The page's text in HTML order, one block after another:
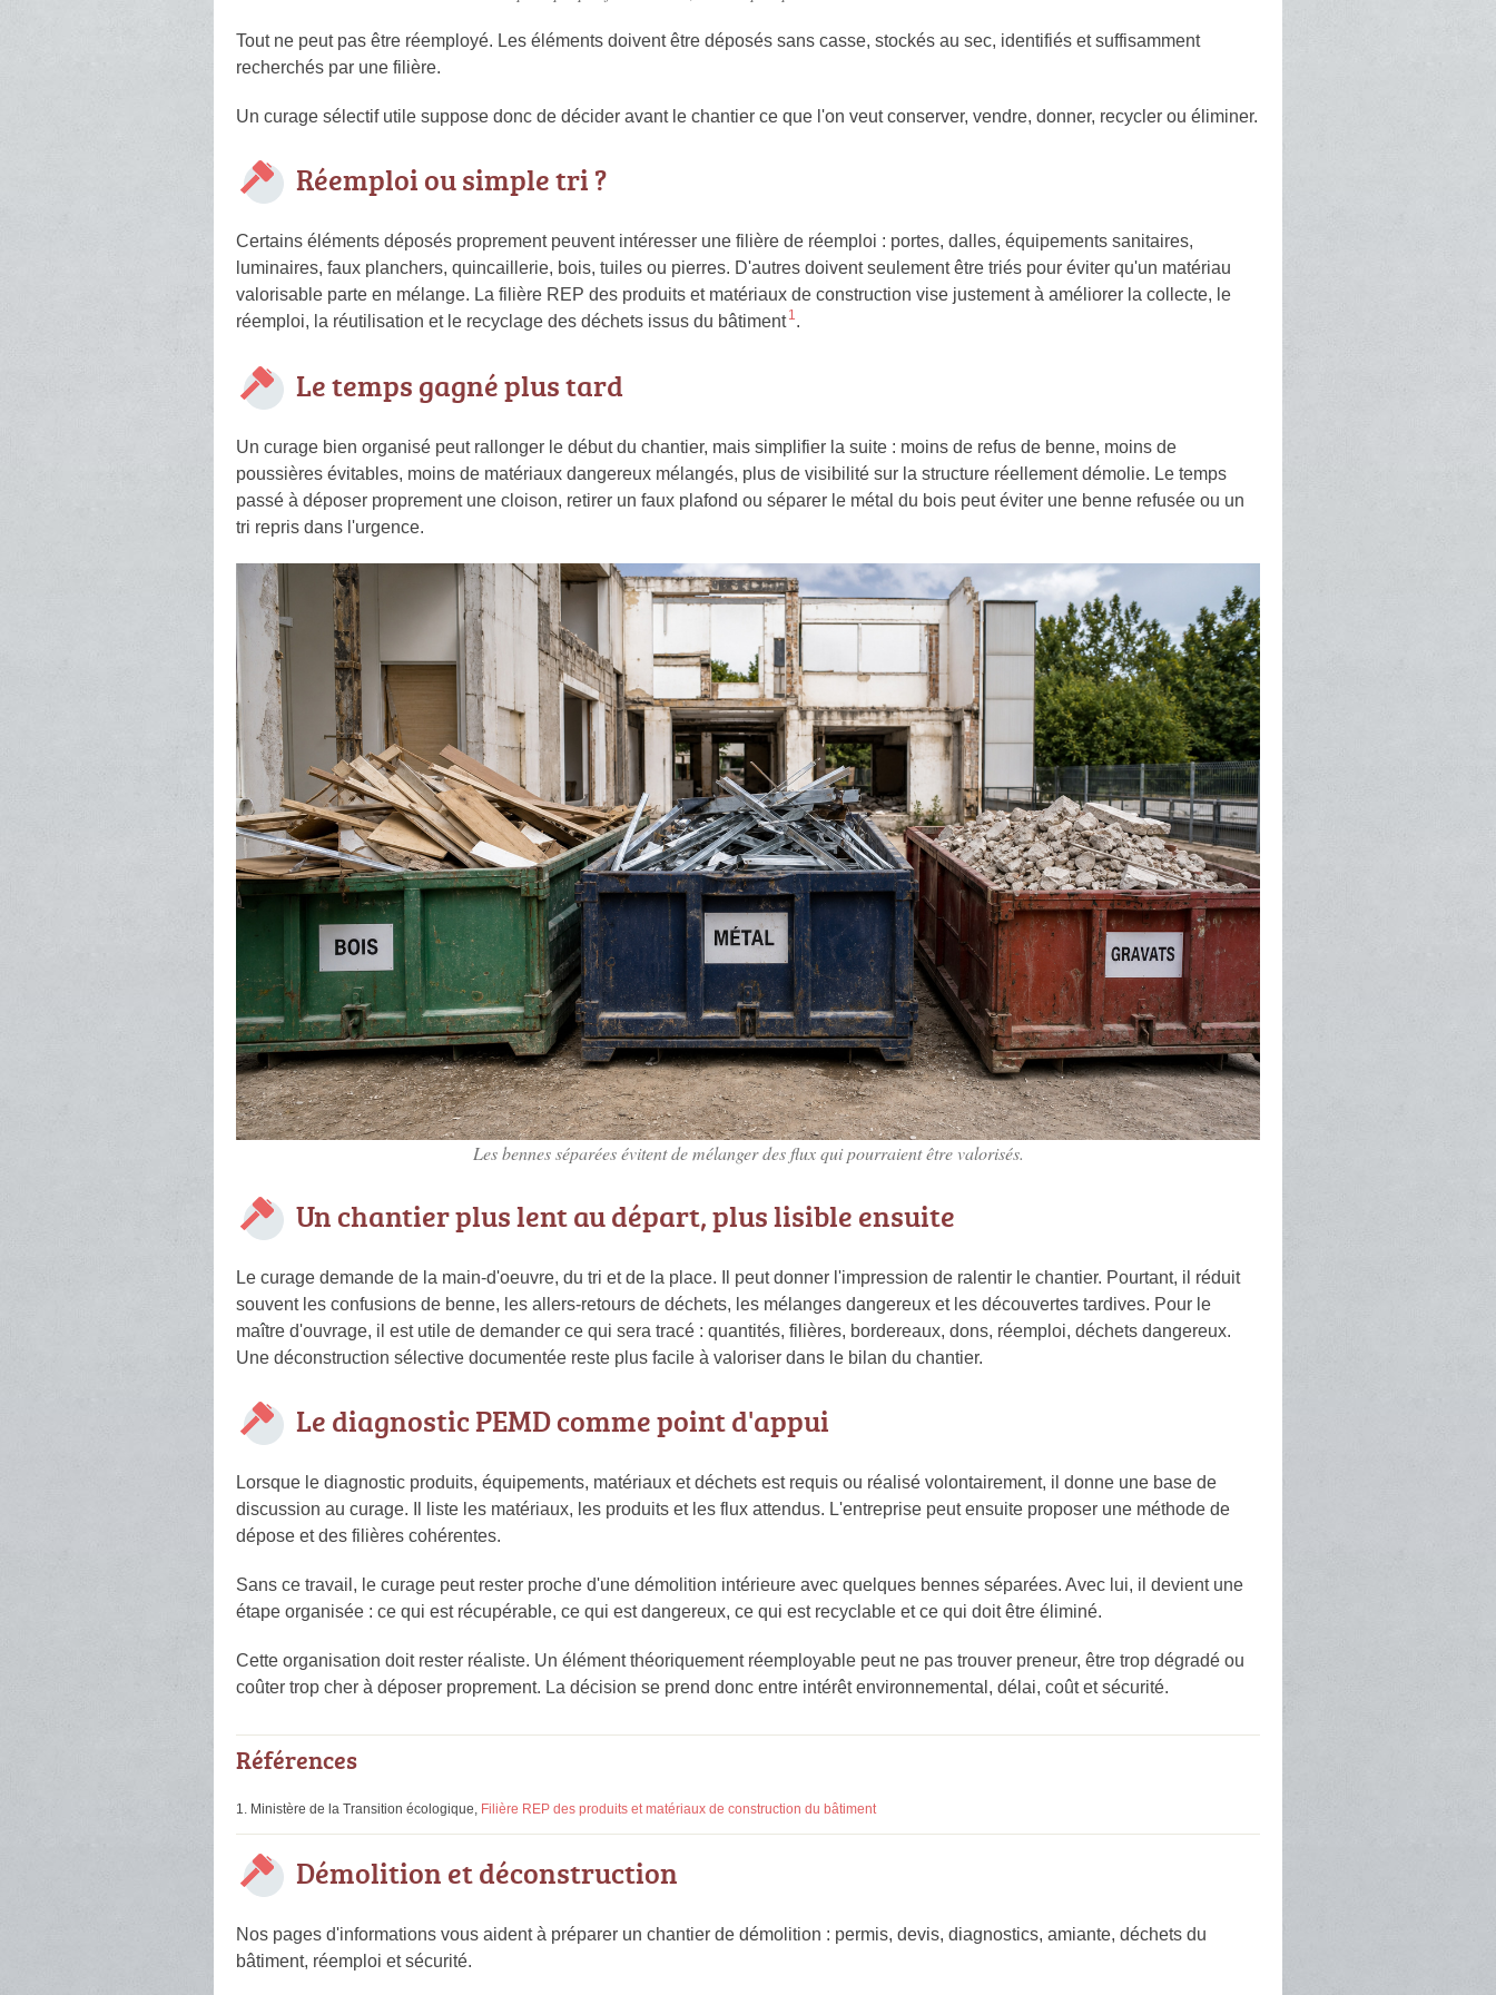
Tout ne peut pas être réemployé. Les éléments doivent être déposés sans casse, stockés au sec, identifiés et suffisamment
recherchés par une filière.
Un curage sélectif utile suppose donc de décider avant le chantier ce que l'on veut conserver, vendre, donner, recycler ou éliminer.
Réemploi ou simple tri ?
Certains éléments déposés proprement peuvent intéresser une filière de réemploi : portes, dalles, équipements sanitaires,
luminaires, faux planchers, quincaillerie, bois, tuiles ou pierres. D'autres doivent seulement être triés pour éviter qu'un matériau
valorisable parte en mélange. La filière REP des produits et matériaux de construction vise justement à améliorer la collecte, le
réemploi, la réutilisation et le recyclage des déchets issus du bâtiment 1 .
Le temps gagné plus tard
Un curage bien organisé peut rallonger le début du chantier, mais simplifier la suite : moins de refus de benne, moins de
poussières évitables, moins de matériaux dangereux mélangés, plus de visibilité sur la structure réellement démolie. Le temps
passé à déposer proprement une cloison, retirer un faux plafond ou séparer le métal du bois peut éviter une benne refusée ou un
tri repris dans l'urgence.
Les bennes séparées évitent de mélanger des flux qui pourraient être valorisés.
Un chantier plus lent au départ, plus lisible ensuite
Le curage demande de la main-d'oeuvre, du tri et de la place. Il peut donner l'impression de ralentir le chantier. Pourtant, il réduit
souvent les confusions de benne, les allers-retours de déchets, les mélanges dangereux et les découvertes tardives. Pour le
maître d'ouvrage, il est utile de demander ce qui sera tracé : quantités, filières, bordereaux, dons, réemploi, déchets dangereux.
Une déconstruction sélective documentée reste plus facile à valoriser dans le bilan du chantier.
Le diagnostic PEMD comme point d'appui
Lorsque le diagnostic produits, équipements, matériaux et déchets est requis ou réalisé volontairement, il donne une base de
discussion au curage. Il liste les matériaux, les produits et les flux attendus. L'entreprise peut ensuite proposer une méthode de
dépose et des filières cohérentes.
Sans ce travail, le curage peut rester proche d'une démolition intérieure avec quelques bennes séparées. Avec lui, il devient une
étape organisée : ce qui est récupérable, ce qui est dangereux, ce qui est recyclable et ce qui doit être éliminé.
Cette organisation doit rester réaliste. Un élément théoriquement réemployable peut ne pas trouver preneur, être trop dégradé ou
coûter trop cher à déposer proprement. La décision se prend donc entre intérêt environnemental, délai, coût et sécurité.
Références
Ministère de la Transition écologique, Filière REP des produits et matériaux de construction du bâtiment
Démolition et déconstruction
Nos pages d'informations vous aident à préparer un chantier de démolition : permis, devis, diagnostics, amiante, déchets du
bâtiment, réemploi et sécurité.